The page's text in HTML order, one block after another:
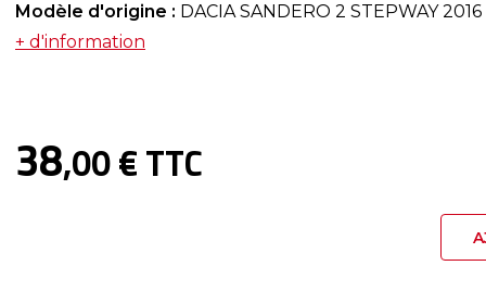
Modèle d'origine : DACIA SANDERO 2 STEPWAY 2016
+ d'information
38,00 € TTC